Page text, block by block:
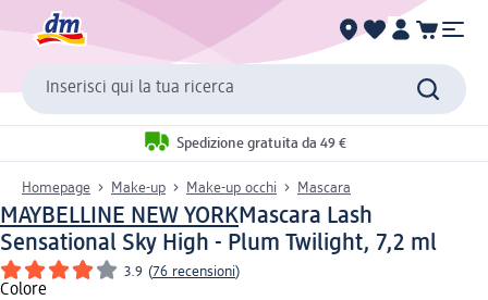
Inserisci qui la tua ricerca
Spedizione gratuita da 49 €
Homepage Make-up Make-up occhi Mascara
MAYBELLINE NEW YORKMascara Lash
Sensational Sky High - Plum Twilight, 7,2 ml
3.9 (76 recensioni)
Colore